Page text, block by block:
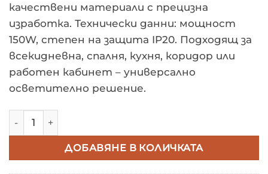
качествени материали с прецизна
изработка. Технически данни: мощност
150W, степен на защита IP20. Подходящ за
всекидневна, спалня, кухня, коридор или
работен кабинет – универсално
осветително решение.
количество за ТРАНФОРМАТОР ZEUS 12VDC 12.5A
ДОБАВЯНЕ В КОЛИЧКАТА